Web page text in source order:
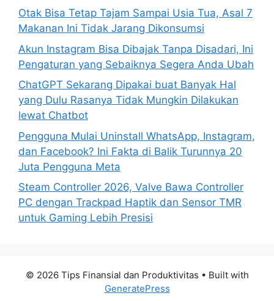
r
:
Otak Bisa Tetap Tajam Sampai Usia Tua, Asal 7
Makanan Ini Tidak Jarang Dikonsumsi
Akun Instagram Bisa Dibajak Tanpa Disadari, Ini
Pengaturan yang Sebaiknya Segera Anda Ubah
ChatGPT Sekarang Dipakai buat Banyak Hal
yang Dulu Rasanya Tidak Mungkin Dilakukan
lewat Chatbot
Pengguna Mulai Uninstall WhatsApp, Instagram,
dan Facebook? Ini Fakta di Balik Turunnya 20
Juta Pengguna Meta
Steam Controller 2026, Valve Bawa Controller
PC dengan Trackpad Haptik dan Sensor TMR
untuk Gaming Lebih Presisi
© 2026 Tips Finansial dan Produktivitas • Built with
GeneratePress